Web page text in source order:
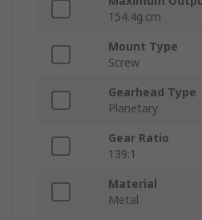
154.4g.cm
Mount Type
Screw
Gearhead Type
Planetary
Gear Ratio
139:1
Material
Metal